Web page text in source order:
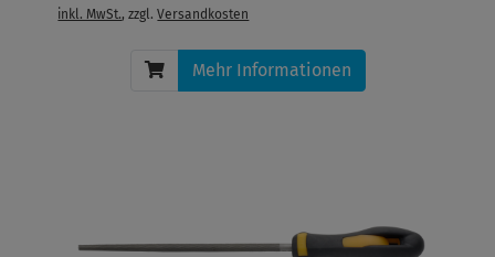
inkl. MwSt., zzgl.Versandkosten
Mehr Informationen